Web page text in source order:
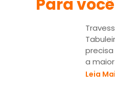
Para
a
Leia